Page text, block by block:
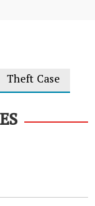
Theft Case